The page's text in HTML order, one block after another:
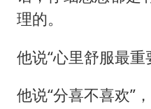
理的。
他说“心里舒服最重
他说“分喜不喜欢”